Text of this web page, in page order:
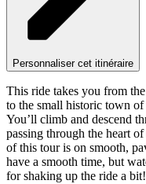
Personnaliser cet itinéraire
This ride takes you from
to the small historic town
You’ll climb and descend
passing through the heart
of this tour is on smooth,
have a smooth time, but
for shaking up the ride a bit!